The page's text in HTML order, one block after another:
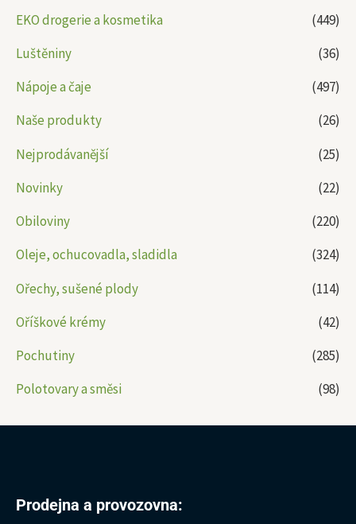
EKO drogerie a kosmetika
(449)
Luštěniny
(36)
Nápoje a čaje
(497)
Naše produkty
(26)
Nejprodávanější
(25)
Novinky
(22)
Obiloviny
(220)
Oleje, ochucovadla, sladidla
(324)
Ořechy, sušené plody
(114)
Oříškové krémy
(42)
Pochutiny
(285)
Polotovary a směsi
(98)
Prodejna a provozovna: